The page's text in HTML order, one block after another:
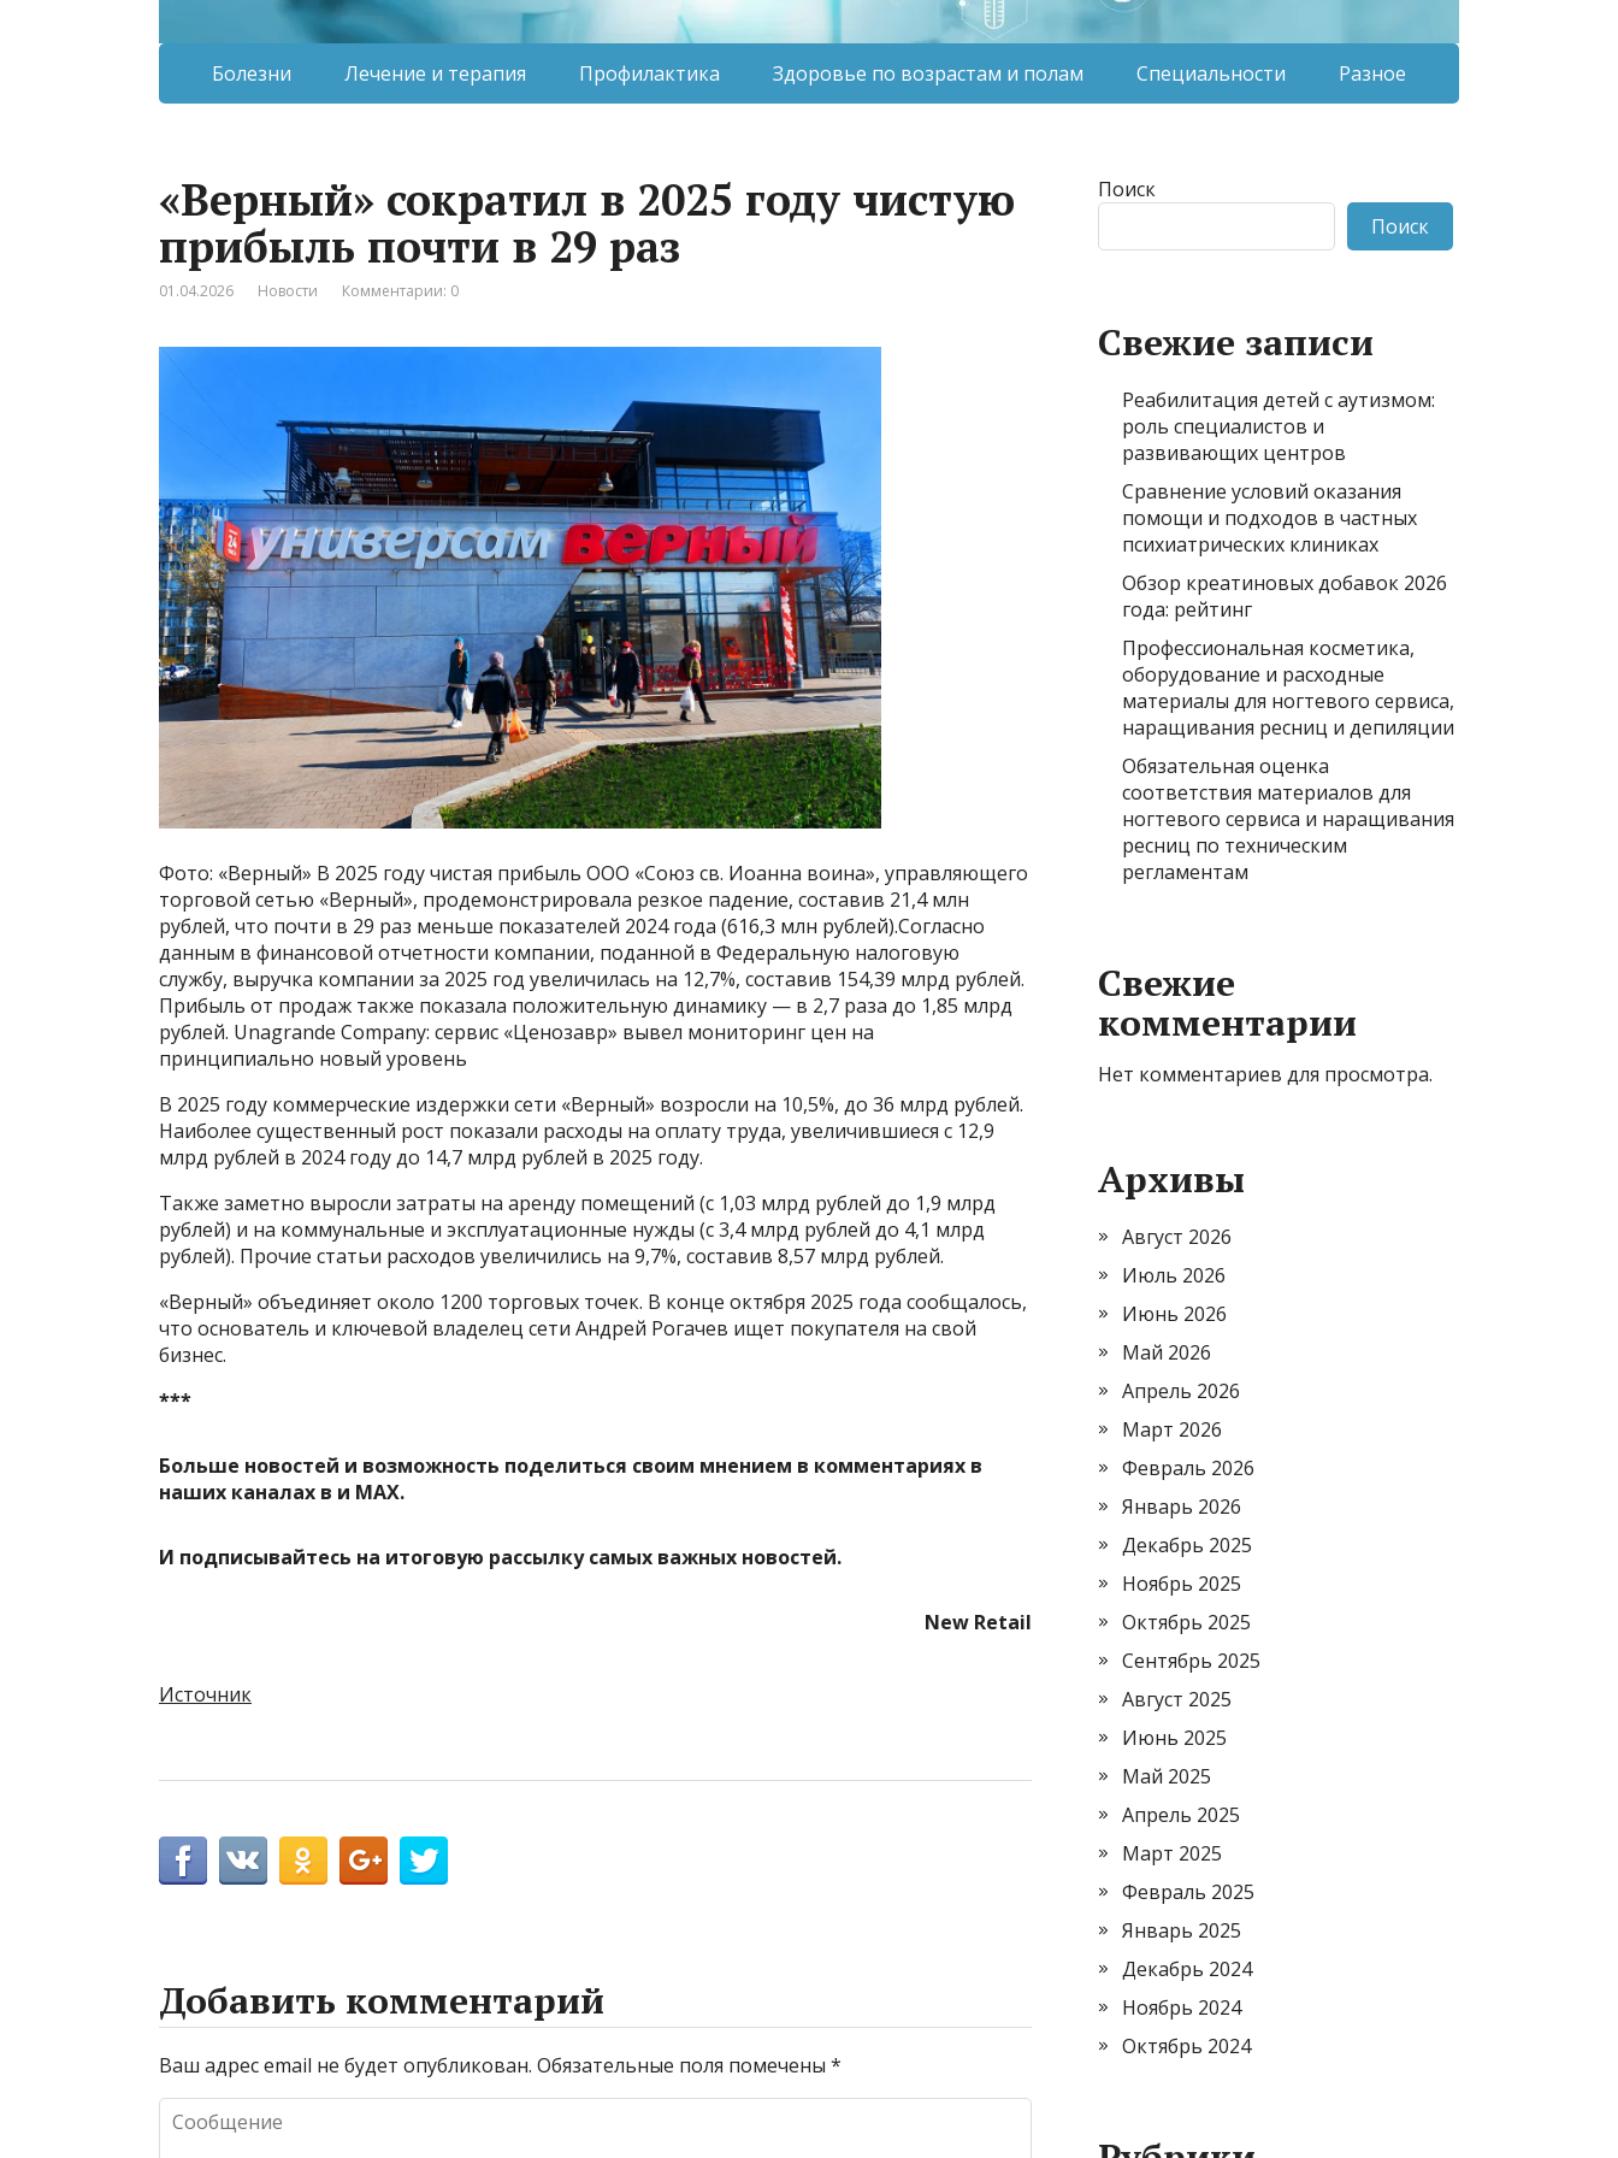
Болезни Лечение и терапия Профилактика Здоровье по возрастам и полам Специальности Разное
«Верный» сократил в 2025 году чистую
прибыль почти в 29 раз
01.04.2026 Новости Комментарии: 0
Фото: «Верный» В 2025 году чистая прибыль ООО «Союз св. Иоанна воина», управляющего
торговой сетью «Верный», продемонстрировала резкое падение, составив 21,4 млн
рублей, что почти в 29 раз меньше показателей 2024 года (616,3 млн рублей).Согласно
данным в финансовой отчетности компании, поданной в Федеральную налоговую
службу, выручка компании за 2025 год увеличилась на 12,7%, составив 154,39 млрд рублей.
Прибыль от продаж также показала положительную динамику — в 2,7 раза до 1,85 млрд
рублей. Unagrande Company: сервис «Ценозавр» вывел мониторинг цен на
принципиально новый уровень
В 2025 году коммерческие издержки сети «Верный» возросли на 10,5%, до 36 млрд рублей.
Наиболее существенный рост показали расходы на оплату труда, увеличившиеся с 12,9
млрд рублей в 2024 году до 14,7 млрд рублей в 2025 году.
Также заметно выросли затраты на аренду помещений (с 1,03 млрд рублей до 1,9 млрд
рублей) и на коммунальные и эксплуатационные нужды (с 3,4 млрд рублей до 4,1 млрд
рублей). Прочие статьи расходов увеличились на 9,7%, составив 8,57 млрд рублей.
«Верный» объединяет около 1200 торговых точек. В конце октября 2025 года сообщалось,
что основатель и ключевой владелец сети Андрей Рогачев ищет покупателя на свой
бизнес.
***
Больше новостей и возможность поделиться своим мнением в комментариях в
наших каналах в и MAX.
И подписывайтесь на итоговую рассылку самых важных новостей.
New Retail
Источник
Добавить комментарий
Ваш адрес email не будет опубликован. Обязательные поля помечены *
Поиск
Поиск
Свежие записи
Реабилитация детей с аутизмом:
роль специалистов и
развивающих центров
Сравнение условий оказания
помощи и подходов в частных
психиатрических клиниках
Обзор креатиновых добавок 2026
года: рейтинг
Профессиональная косметика,
оборудование и расходные
материалы для ногтевого сервиса,
наращивания ресниц и депиляции
Обязательная оценка
соответствия материалов для
ногтевого сервиса и наращивания
ресниц по техническим
регламентам
Свежие
комментарии
Нет комментариев для просмотра.
Архивы
Август 2026
Июль 2026
Июнь 2026
Май 2026
Апрель 2026
Март 2026
Февраль 2026
Январь 2026
Декабрь 2025
Ноябрь 2025
Октябрь 2025
Сентябрь 2025
Август 2025
Июнь 2025
Май 2025
Апрель 2025
Март 2025
Февраль 2025
Январь 2025
Декабрь 2024
Ноябрь 2024
Октябрь 2024